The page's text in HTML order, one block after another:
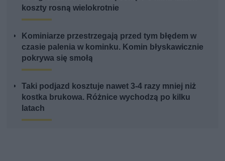
koszty rosną wielokrotnie
Kominiarze przestrzegają przed tym błędem w
czasie palenia w kominku. Komin błyskawicznie
pokrywa się smołą
Taki podjazd kosztuje nawet 3-4 razy mniej niż
kostka brukowa. Różnice wychodzą po kilku
latach